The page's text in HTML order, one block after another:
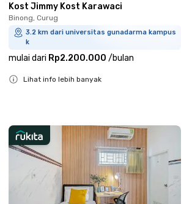
Kost Jimmy Kost Karawaci
Binong, Curug
3.2 km dari universitas gunadarma kampus
k
mulai dari Rp2.200.000 /bulan
Lihat info lebih banyak